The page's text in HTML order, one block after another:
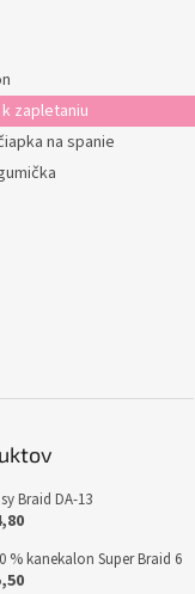
zapletaniu
na spanie
Braid DA-13
% kanekalon Super Braid 6